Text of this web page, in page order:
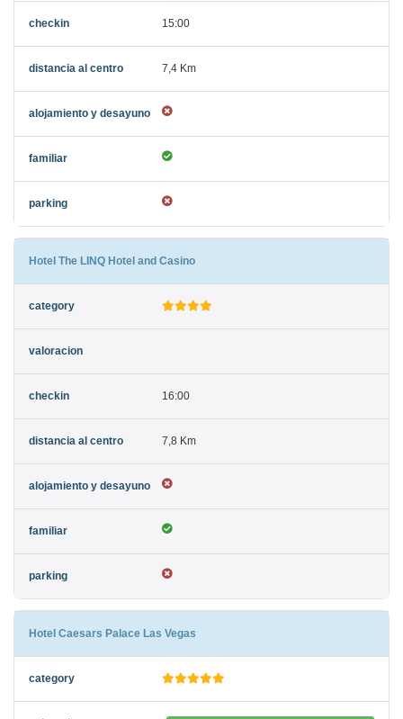
15:00
7,4 Km
Hotel The LINQ Hotel and Casino
16:00
7,8 Km
Hotel Caesars Palace Las Vegas